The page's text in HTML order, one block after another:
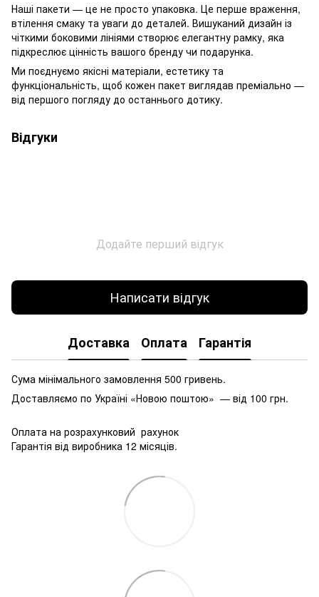
Наші пакети — це не просто упаковка. Це перше враження,
втілення смаку та уваги до деталей. Вишуканий дизайн із
чіткими боковими лініями створює елегантну рамку, яка
підкреслює цінність вашого бренду чи подарунка.
Ми поєднуємо якісні матеріали, естетику та
функціональність, щоб кожен пакет виглядав преміально —
від першого погляду до останнього дотику.
Відгуки
Додайте перший відгук
Написати відгук
Доставка Оплата Гарантія
Сума мінімального замовлення 500 гривень.
Доставляємо по Україні «Новою поштою» — від 100 грн.
Оплата на розрахунковий рахунок
Гарантія від виробника 12 місяців.